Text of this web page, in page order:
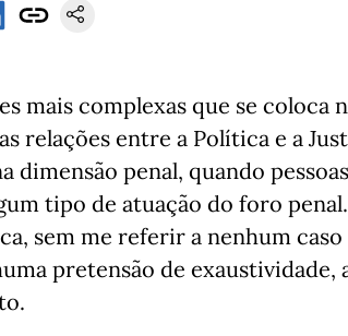
mais complexas que se coloca
relações entre a Política e a
dimensão penal, quando
tipo de atuação do foro
sem me referir a nenhum caso
pretensão de exaustividade,